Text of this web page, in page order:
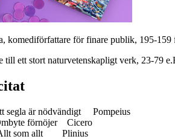
komediförfattare för finare publik, 195-159
till ett stort naturvetenskapligt verk, 23-79
är nödvändigt Pompeius
förnöjer Cicero
som allt Plinius